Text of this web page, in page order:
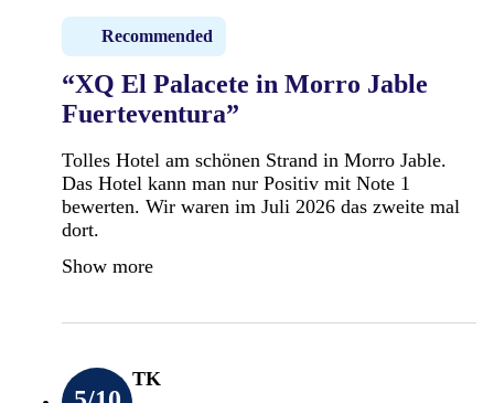
Recommended
“XQ El Palacete in Morro Jable
Fuerteventura”
Tolles Hotel am schönen Strand in Morro Jable.
Das Hotel kann man nur Positiv mit Note 1
bewerten. Wir waren im Juli 2026 das zweite mal
dort.
Show more
TK